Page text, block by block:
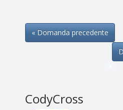
« Domanda precedente
CodyCross